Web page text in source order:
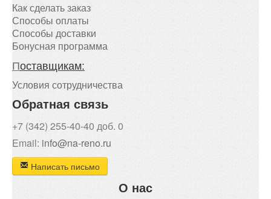
Как сделать заказ
Способы оплаты
Способы доставки
Бонусная программа
Поставщикам:
Условия сотрудничества
Обратная связь
+7 (342) 255-40-40 доб. 0
Email: info@na-reno.ru
Написать письмо
О нас